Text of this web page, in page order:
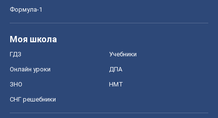
Формула-1
Моя школа
ГДЗ Учебники
Онлайн уроки ДПА
ЗНО НМТ
СНГ решебники